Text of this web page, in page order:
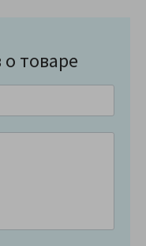
товаре